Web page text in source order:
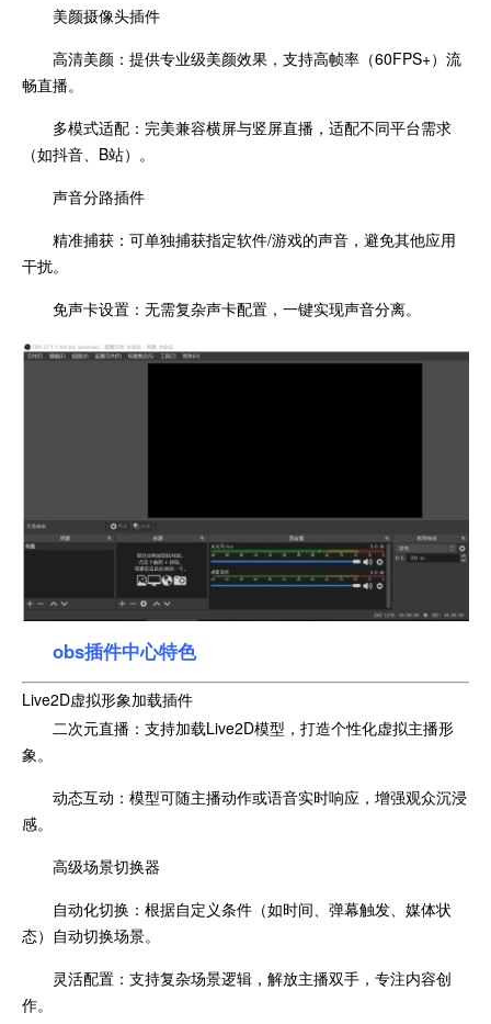
美颜摄像头插件
高清美颜：提供专业级美颜效果，支持高帧率（60FPS+）流
畅直播。
多模式适配：完美兼容横屏与竖屏直播，适配不同平台需求
（如抖音、B站）。
声音分路插件
精准捕获：可单独捕获指定软件/游戏的声音，避免其他应用
干扰。
免声卡设置：无需复杂声卡配置，一键实现声音分离。
obs插件中心特色
Live2D虚拟形象加载插件
二次元直播：支持加载Live2D模型，打造个性化虚拟主播形
象。
动态互动：模型可随主播动作或语音实时响应，增强观众沉浸
感。
高级场景切换器
自动化切换：根据自定义条件（如时间、弹幕触发、媒体状
态）自动切换场景。
灵活配置：支持复杂场景逻辑，解放主播双手，专注内容创
作。